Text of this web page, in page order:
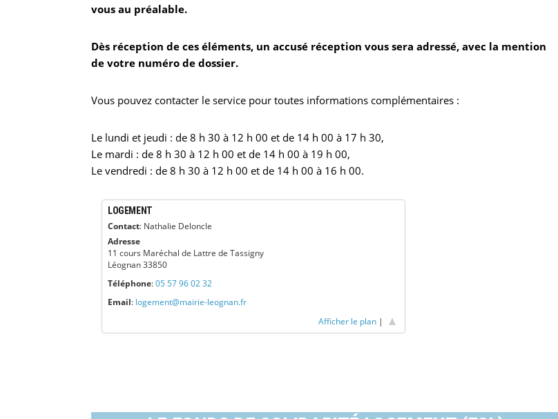
vous au préalable.
Dès réception de ces éléments, un accusé réception vous sera adressé, avec la mention
de votre numéro de dossier.
Vous pouvez contacter le service pour toutes informations complémentaires :
Le lundi et jeudi : de 8 h 30 à 12 h 00 et de 14 h 00 à 17 h 30,
Le mardi : de 8 h 30 à 12 h 00 et de 14 h 00 à 19 h 00,
Le vendredi : de 8 h 30 à 12 h 00 et de 14 h 00 à 16 h 00.
LOGEMENT
Contact: Nathalie Deloncle
Adresse
11 cours Maréchal de Lattre de Tassigny
Léognan33850
Téléphone:05 57 96 02 32
Email: logement@mairie-leognan.fr
Afficher le plan |